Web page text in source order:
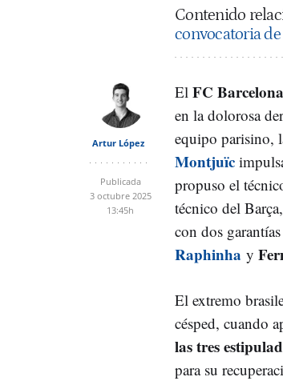
Contenido
convocatoria
Artur López
Publicada
3 octubre 2025
13:45h
El FC Barcelona
en la dolorosa
equipo parisino,
Montjuïc
propuso el
técnico del Barça,
con dos
Raphinha y
El extremo
césped, cuando
las tres
para su